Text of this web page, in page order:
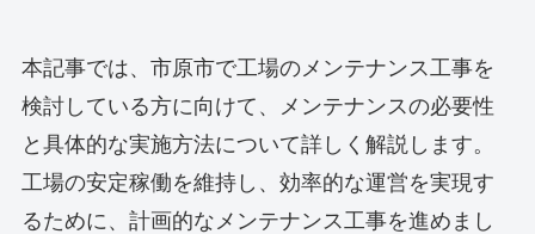
本記事では、市原市で工場のメンテナンス工事を
検討している方に向けて、メンテナンスの必要性
と具体的な実施方法について詳しく解説します。
工場の安定稼働を維持し、効率的な運営を実現す
るために、計画的なメンテナンス工事を進めまし